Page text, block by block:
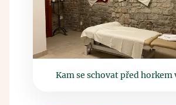
Kam se schovat před horkem